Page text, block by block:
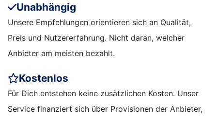
Unabhängig
Unsere Empfehlungen orientieren sich an Qualität,
Preis und Nutzererfahrung. Nicht daran, welcher
Anbieter am meisten bezahlt.
Kostenlos
Für Dich entstehen keine zusätzlichen Kosten. Unser
Service finanziert sich über Provisionen der Anbieter,